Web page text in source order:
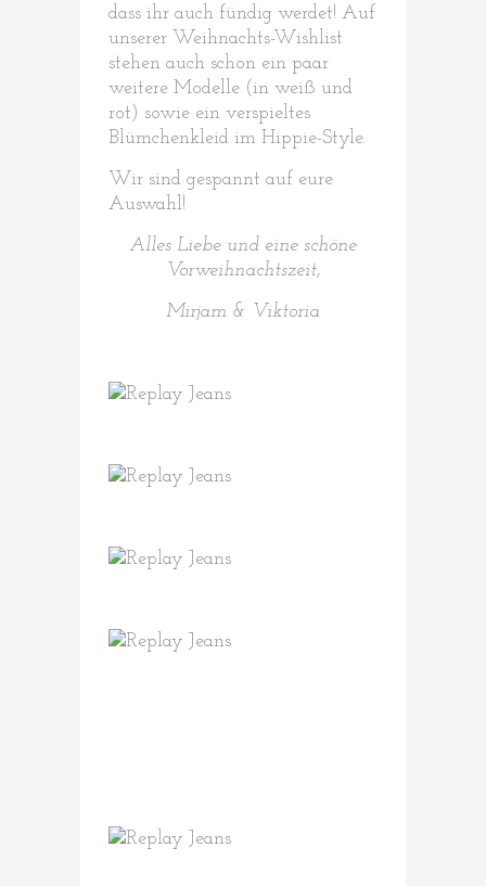
dass ihr auch fündig werdet! Auf
unserer Weihnachts-Wishlist
stehen auch schon ein paar
weitere Modelle (in weiß und
rot) sowie ein verspieltes
Blümchenkleid im Hippie-Style.
Wir sind gespannt auf eure
Auswahl!
Alles Liebe und eine schöne
Vorweihnachtszeit,
Mirjam & Viktoria